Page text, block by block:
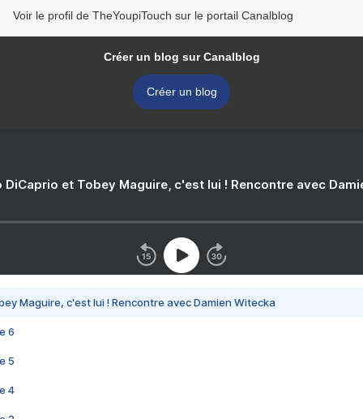
Voir le profil de TheYoupiTouch sur le portail Canalblog
Créer un blog sur Canalblog
Créer un blog
DiCaprio et Tobey Maguire, c'est lui ! Rencontre avec
Maguire, c'est lui ! Rencontre avec Damien Witecka
6
5
4